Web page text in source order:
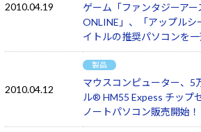
2010.04.19
ゲーム「ファンタジーア
ONLINE」、「アップルシ
イトルの推奨パソコンを一
2010.04.12
製品
マウスコンピューター、5
ル® HM55 Expess チップ
ノートパソコン販売開始！